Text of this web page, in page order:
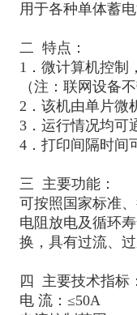
用于各种单体蓄
二 特点：
1 ．微计算机控
（注：联网设备
2 ．该机由单片
3 ．运行情况均
4 ．打印间隔时
三 主要功能：
可按照国家标准
电阻放电及循环
换，具有过流、
四
主要技术指标
电 流：≤